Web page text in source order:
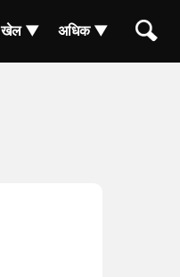
खेल ▼ अधिक ▼